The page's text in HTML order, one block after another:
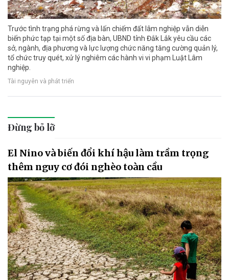
Trước tình trạng phá rừng và lấn chiếm đất lâm nghiệp vẫn diễn
biến phức tạp tại một số địa bàn, UBND tỉnh Đắk Lắk yêu cầu các
sở, ngành, địa phương và lực lượng chức năng tăng cường quản lý,
tổ chức truy quét, xử lý nghiêm các hành vi vi phạm Luật Lâm
nghiệp.
Tài nguyên và phát triển
Đừng bỏ lỡ
El Nino và biến đổi khí hậu làm trầm trọng
thêm nguy cơ đói nghèo toàn cầu